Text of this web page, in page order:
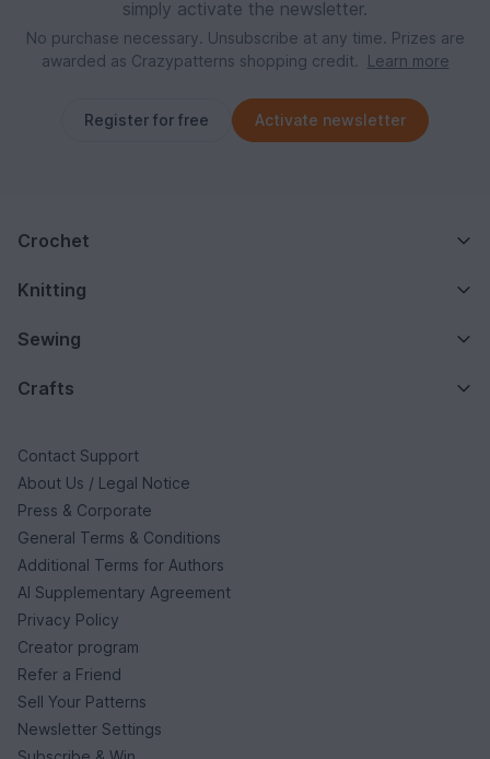
simply activate the newsletter.
No purchase necessary. Unsubscribe at any time. Prizes are
awarded as Crazypatterns shopping credit.
Learn more
Register for free Activate newsletter
Crochet
Knitting
Sewing
Crafts
Contact Support
About Us / Legal Notice
Press & Corporate
General Terms & Conditions
Additional Terms for Authors
AI Supplementary Agreement
Privacy Policy
Creator program
Refer a Friend
Sell Your Patterns
Newsletter Settings